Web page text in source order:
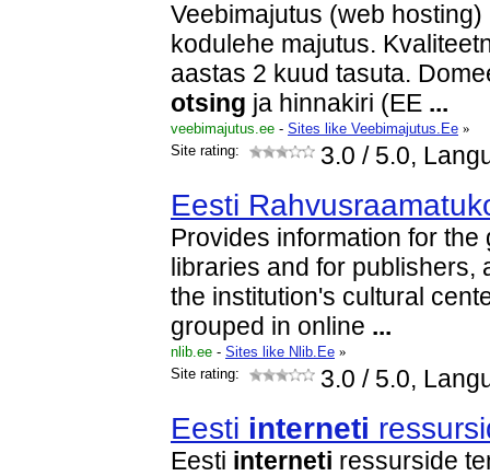
Veebimajutus (web
kodulehe majutus.
aastas 2 kuud tasuta.
otsing ja hinnakiri (EE ...
veebimajutus.ee - Sites like Veebimajutus.Ee »
Site rating:
3.0 / 5.0,
Eesti
Provides information for the
libraries and for publishers,
the institution's cultural
grouped in online ...
nlib.ee - Sites like Nlib.Ee »
Site rating:
3.0 / 5.0,
Eesti interneti
Eesti interneti ressurside